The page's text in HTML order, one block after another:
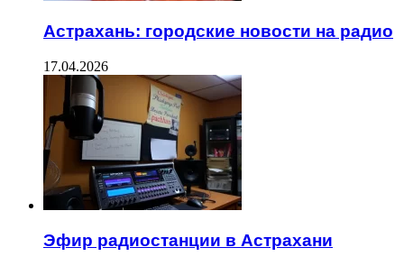
Астрахань: городские новости на радио
17.04.2026
Эфир радиостанции в Астрахани